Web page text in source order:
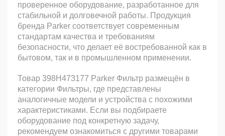
проверенное оборудование, разработанное для
стабильной и долговечной работы. Продукция
бренда Parker соответствует современным
стандартам качества и требованиям
безопасности, что делает её востребованной как в
бытовом, так и в промышленном применении.
Товар 398H473177 Parker Фильтр размещён в
категории Фильтры, где представлены
аналогичные модели и устройства с похожими
характеристиками. Если вы подбираете
оборудование под конкретную задачу,
рекомендуем ознакомиться с другими товарами